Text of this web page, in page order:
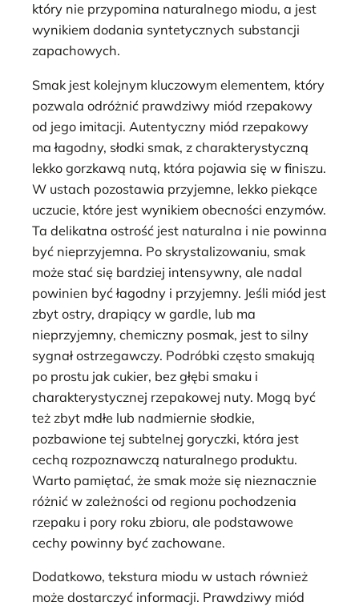
który nie przypomina naturalnego miodu, a jest
wynikiem dodania syntetycznych substancji
zapachowych.
Smak jest kolejnym kluczowym elementem, który
pozwala odróżnić prawdziwy miód rzepakowy
od jego imitacji. Autentyczny miód rzepakowy
ma łagodny, słodki smak, z charakterystyczną
lekko gorzkawą nutą, która pojawia się w finiszu.
W ustach pozostawia przyjemne, lekko piekące
uczucie, które jest wynikiem obecności enzymów.
Ta delikatna ostrość jest naturalna i nie powinna
być nieprzyjemna. Po skrystalizowaniu, smak
może stać się bardziej intensywny, ale nadal
powinien być łagodny i przyjemny. Jeśli miód jest
zbyt ostry, drapiący w gardle, lub ma
nieprzyjemny, chemiczny posmak, jest to silny
sygnał ostrzegawczy. Podróbki często smakują
po prostu jak cukier, bez głębi smaku i
charakterystycznej rzepakowej nuty. Mogą być
też zbyt mdłe lub nadmiernie słodkie,
pozbawione tej subtelnej goryczki, która jest
cechą rozpoznawczą naturalnego produktu.
Warto pamiętać, że smak może się nieznacznie
różnić w zależności od regionu pochodzenia
rzepaku i pory roku zbioru, ale podstawowe
cechy powinny być zachowane.
Dodatkowo, tekstura miodu w ustach również
może dostarczyć informacji. Prawdziwy miód